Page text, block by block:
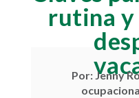
rutina y
Por: Jenny